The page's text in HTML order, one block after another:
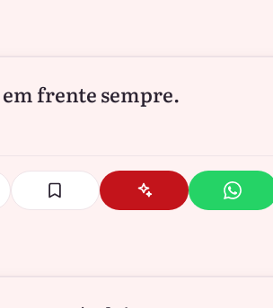
frente sempre.